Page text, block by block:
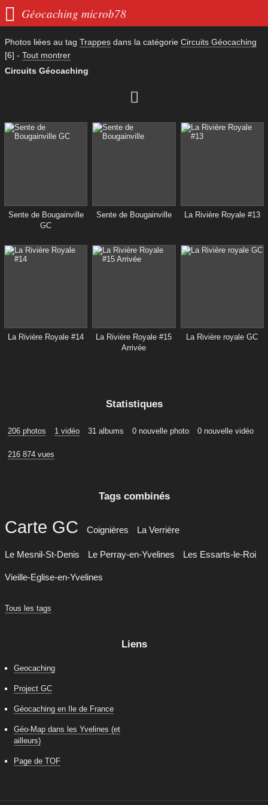
 Géocaching microb78
Photos liées au tag Trappes dans la catégorie Circuits Géocaching
[6] - Tout montrer
Circuits Géocaching

Sente de Bougainville
GC
Sente de Bougainville La Rivière Royale #13
La Rivière Royale #14
La Rivière Royale #15
Arrivée
La Rivière royale GC
Statistiques
206 photos 1 vidéo 31 albums 0 nouvelle photo 0 nouvelle vidéo
216 874 vues
Tags combinés
Carte GC Coignières La Verrière
Le Mesnil-St-Denis Le Perray-en-Yvelines Les Essarts-le-Roi
Vieille-Eglise-en-Yvelines
Tous les tags
Liens
Geocaching
Project GC
Géocaching en Ile de France
Géo-Map dans les Yvelines (et
ailleurs)
Page de TOF